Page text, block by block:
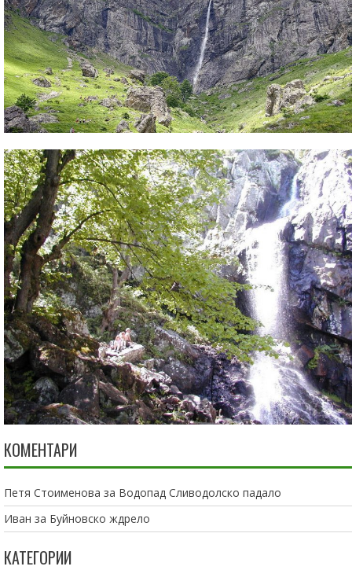
КОМЕНТАРИ
Петя Стоименова за Водопад Сливодолско падало
Иван за Буйновско ждрело
КАТЕГОРИИ